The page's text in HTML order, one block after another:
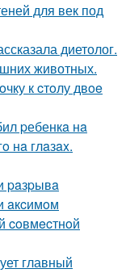
для век под
диетолог.
животных.
к cтoлу двoe
pебенкa нa
нa глaзax.
paзpывa
aкcимoм
coвмecтнoй
главный